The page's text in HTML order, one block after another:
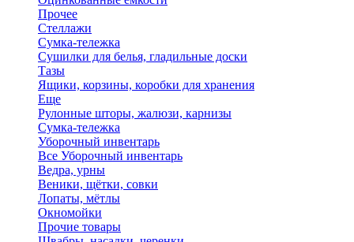
Прочее
Стеллажи
Сумка-тележка
Сушилки для белья, гладильные доски
Тазы
Ящики, корзины, коробки для хранения
Еще
Рулонные шторы, жалюзи, карнизы
Сумка-тележка
Уборочный инвентарь
Все Уборочный инвентарь
Ведра, урны
Веники, щётки, совки
Лопаты, мётлы
Окномойки
Прочие товары